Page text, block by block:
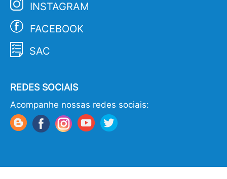
INSTAGRAM
FACEBOOK
SAC
REDES SOCIAIS
Acompanhe nossas redes sociais: